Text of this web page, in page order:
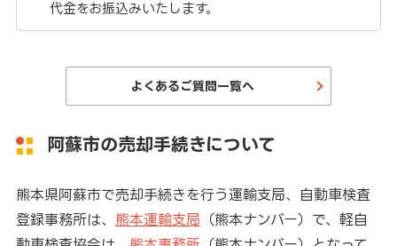
代金をお振込みいたします。
よくあるご質問一覧へ
阿蘇市の売却手続きについて
熊本県阿蘇市で売却手続きを行う運輸支局、自動車検査
登録事務所は、 熊本運輸支局 （熊本ナンバー）で、軽自